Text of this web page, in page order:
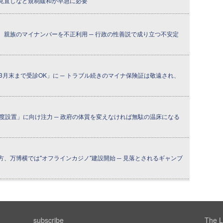
親族のマイナンバーを不正利用 ─ 行政の性善説で成り立つ不安定
末まで受診OK」に ─ トラブル続きのマイナ保険証は敬遠され、
設置」に向け注力 ─ 政府の体質を変えなければ無駄の温床になる
、万博横では"オフラインカジノ"建設開始 ─ 見落とされるギャンブ
subscribe The